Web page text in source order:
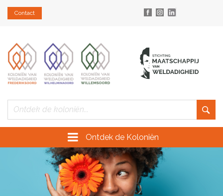
Contact
Ontdek de Koloniën